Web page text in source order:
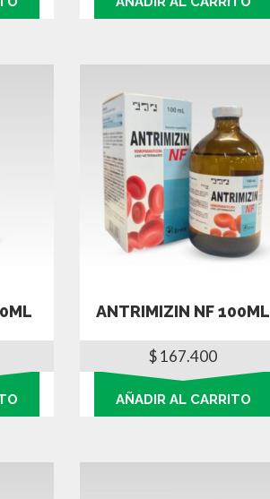
ANTRIMIZIN NF 100ML
$167.400
AÑADIR AL CARRITO